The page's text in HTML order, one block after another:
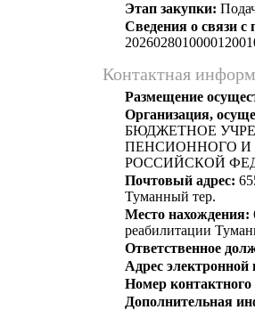
Этап закупки:
Сведения о связи с
Контактная
Размещение
Организация,
БЮДЖЕТНОЕ
ПЕНСИОННОГО И
РОССИЙСКОЙ
Почтовый адрес:
Туманный тер.
Место нахождения:
реабилитации
Ответственное
Адрес
Номер контактного
Дополнительная